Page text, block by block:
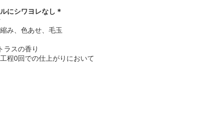
にシワヨレなし＊
み、色あせ、毛玉
ラスの香り
程0回での仕上がりにおいて